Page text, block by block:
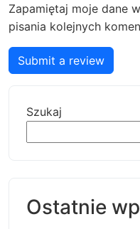
Zapamiętaj moje dane
pisania kolejnych
Submit a review
Szukaj
Ostatnie